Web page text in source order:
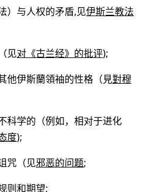
）与人权的矛盾,见伊斯兰教法
见对《古兰经》的批评);
他伊斯蘭領袖的性格（見對穆
科学的（例如，相对于进化
度);
咒（见邪恶的问题;
则和期望;